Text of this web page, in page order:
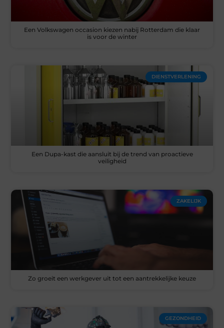
Een Volkswagen occasion kiezen nabij Rotterdam die klaar
is voor de winter
DIENSTVERLENING
Een Dupa-kast die aansluit bij de trend van proactieve
veiligheid
ZAKELIJK
Zo groeit een werkgever uit tot een aantrekkelijke keuze
GEZONDHEID